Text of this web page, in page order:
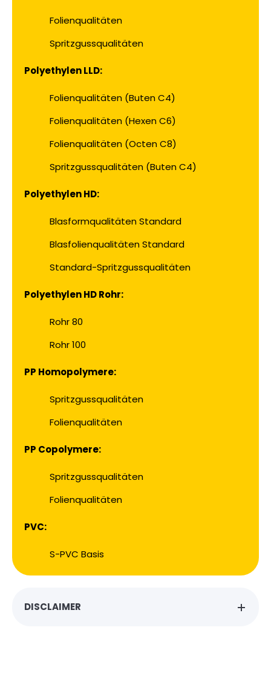
Folienqualitäten
Spritzgussqualitäten
Polyethylen LLD:
Folienqualitäten (Buten C4)
Folienqualitäten (Hexen C6)
Folienqualitäten (Octen C8)
Spritzgussqualitäten (Buten C4)
Polyethylen HD:
Blasformqualitäten Standard
Blasfolienqualitäten Standard
Standard-Spritzgussqualitäten
Polyethylen HD Rohr:
Rohr 80
Rohr 100
PP Homopolymere:
Spritzgussqualitäten
Folienqualitäten
PP Copolymere:
Spritzgussqualitäten
Folienqualitäten
PVC:
S-PVC Basis
DISCLAIMER